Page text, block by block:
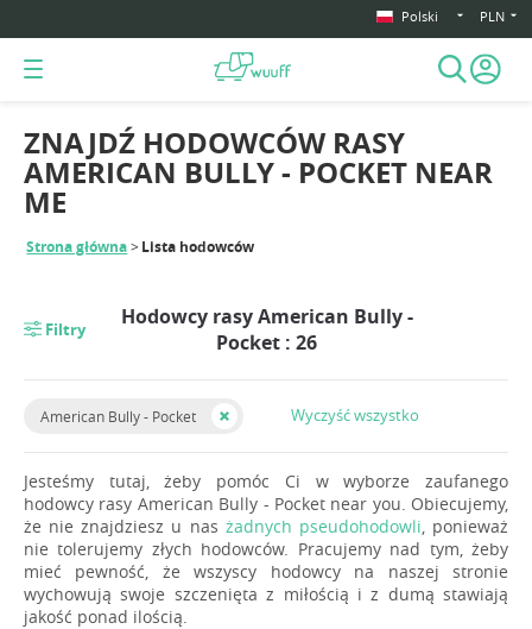
Polski PLN
Strona główna Lista hodowców
ZNAJDŹ HODOWCÓW RASY
AMERICAN BULLY - POCKET NEAR
ME
Filtry
Hodowcy rasy American Bully -
Pocket : 26
American Bully - Pocket Wyczyść wszystko
Jesteśmy tutaj, żeby pomóc Ci w wyborze zaufanego
hodowcy rasy American Bully - Pocket near you. Obiecujemy,
że nie znajdziesz u nas żadnych pseudohodowli , ponieważ
nie tolerujemy złych hodowców. Pracujemy nad tym, żeby
mieć pewność, że wszyscy hodowcy na naszej stronie
wychowują swoje szczenięta z miłością i z dumą stawiają
jakość ponad ilością.